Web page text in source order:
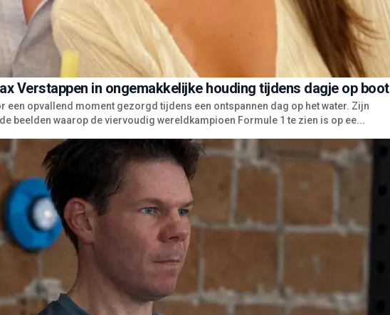
Verstappen in ongemakkelijke houding tijdens dagje op boot
een opvallend moment gezorgd tijdens een ontspannen dag op het water. Zijn
beelden waarop de viervoudig wereldkampioen Formule 1 te zien is op ee...